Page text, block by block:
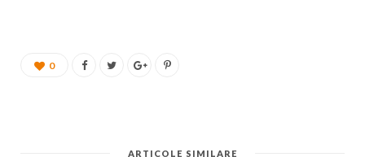
0
ARTICOLE SIMILARE